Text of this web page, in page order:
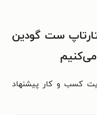
ست گودین
کسب و کار پیشنهاد